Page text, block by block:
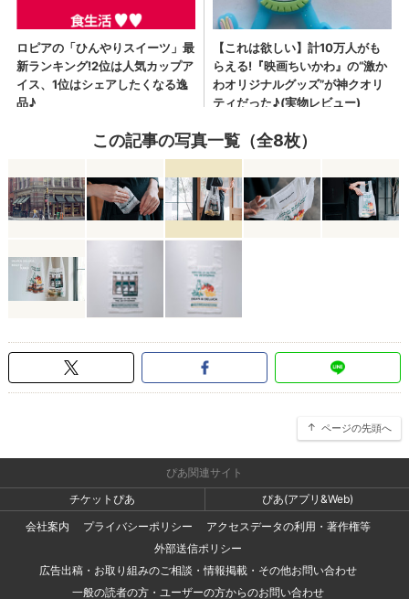
この記事の写真一覧（全8枚）
ページの先頭へ
ぴあ関連サイト
チケットぴあ
ぴあ(アプリ&Web)
会社案内
プライバシーポリシー
アクセスデータの利用・著作権等
外部送信ポリシー
広告出稿・お取り組みのご相談・情報掲載・その他お問い合わせ
一般の読者の方・ユーザーの方からのお問い合わせ